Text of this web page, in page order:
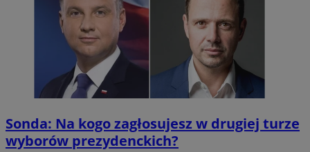
Sonda: Na kogo zagłosujesz w drugiej turze
wyborów prezydenckich?